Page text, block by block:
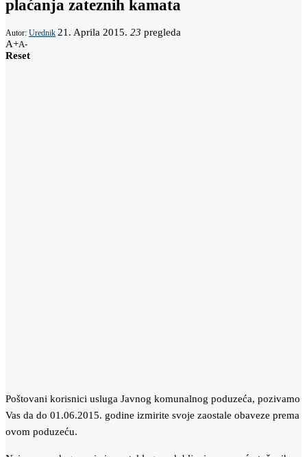
plaćanja zateznih kamata
Autor: Urednik 21. Aprila 2015. 23 pregleda
A+A-
Reset
Poštovani korisnici usluga Javnog komunalnog poduzeća, pozivamo
Vas da do 01.06.2015. godine izmirite svoje zaostale obaveze prema
ovom poduzeću.